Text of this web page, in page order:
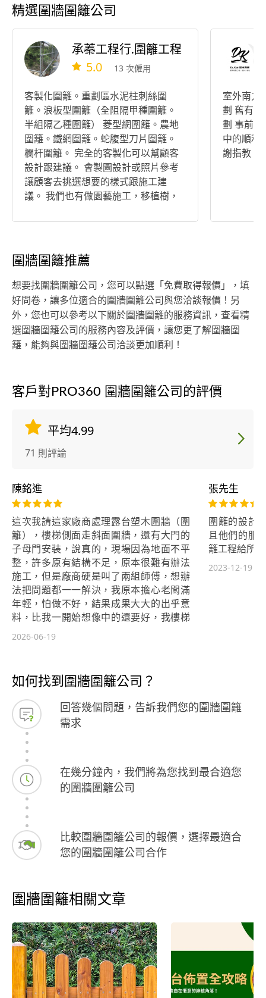
精選圍牆圍籬公司
承蓁工程行.圍籬工程
5.0 13 次僱用
客製化圍籬。重劃區水泥柱刺絲圍
籬。浪板型圍籬（全阻隔甲種圍籬。
半組隔乙種圍籬） 菱型網圍籬。農地
圍籬。鐵網圍籬。蛇腹型刀片圍籬。
欄杆圍籬。 完全的客製化可以幫顧客
設計跟建議。 會製圖設計或照片參考
讓顧客去挑選想要的樣式跟施工建
議。 我們也有做園藝施工，移植樹，
園藝都有做唷。 一條龍的服務讓您能
室外南方
劃 舊有
劃 事前
中的順利
謝指教
圍牆圍籬推薦
想要找圍牆圍籬公司，您可以點選「免費取得報價」，填
好問卷，讓多位適合的圍牆圍籬公司與您洽談報價！另
外，您也可以參考以下關於圍牆圍籬的服務資訊，查看精
選圍牆圍籬公司的服務內容及評價，讓您更了解圍牆圍
籬，能夠與圍牆圍籬公司洽談更加順利！
客戶對PRO360 圍牆圍籬公司的評價
平均4.99
71 則評論
陳銘進
這次我請這家廠商處理露台塑木圍牆（圍
籬），樓梯側面走斜面圍牆，還有大門的
子母門安裝，說真的，現場因為地面不平
整，許多原有結構不足，原本很難有辦法
施工，但是廠商硬是叫了兩組師傅，想辦
法把問題都一一解決，我原本擔心老闆滿
年輕，怕做不好，結果成果大大的出乎意
料，比我一開始想像中的還要好，我樓梯
圍牆做傾斜的，他們每一塊木板完美對齊
利安裝完美，並且別人說要4-6天工期，他
們居然派多人兩天就搞定....我這間透天所
有廠商工班裡，就是這間廠商，讓我覺得
CP值超高（當時報價想說他的最便宜，以
為做出來一定很糟糕，結果是最好的），
強烈建議選擇他們，絕不後悔（2026／06
新店安祥路102巷69弄陳業主留，不信可
以來現場參觀喔）
2026-06-19
張先生
圍籬的設計
且他們的服
籬工程給所
2023-12-19
如何找到圍牆圍籬公司？
回答幾個問題，告訴我們您的圍牆圍籬
需求
在幾分鐘內，我們將為您找到最合適您
的圍牆圍籬公司
比較圍牆圍籬公司的報價，選擇最適合
您的圍牆圍籬公司合作
圍牆圍籬相關文章